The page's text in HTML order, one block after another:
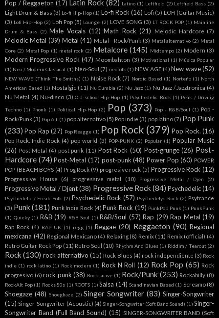
Pop / Reggaeton (17) Latin Rock (82) Latino (1) Leftfield (2) Leftfield Bass (2)
Light Drum & Bass (3) Lo-fi Hip-Hop (1) Lo-fi Rock (16) Lofi (5) LOFI (Guitar Music)
(3) Lofi Hip-Hop (2) Lofi Pop (5) Lounge (2) LOVE SONG (3) LT ROCK POP (1) Mainline
Drum & Bass (2) Male Vocals (12) Math Rock (21) Melodic Hardcore (7)
Melodic Metal (39) Metal (41) Metal - Rock/Punk (3) Metal alternativo (2) Metal
Core (2) Metal Pop (1) metal rock (2) Metalcore (145) Midtempo (2) Modern (3)
Modern Progressive Rock (47) Moombahton (3) Motivational (1) Música Popular
(1) Neo / Modern Classical (1) Neo-Soul (7) neofolk (1) NEW AGE (4) New wave (52)
NEW WAVE (Think The Smiths) (1) Noise Rock (7) Nordic Based (1) Norteño (1) North
American Based (1) Nostalgic (11) Nu Cumbia (2) Nu Jazz (1) Nu Jazz / Jazztronica (4)
Nu Metal (4) Nu-disco (3) Old-school Hip-Hop (1) Pdychedelic Rock (1) Peak / Driving
Techno (1) Phonk (1) Political Hip-Hop (2) Pop (373) Pop - R&B/Soul (1) Pop -
Rock/Punk (3) Pop Alt (1) pop alternativo (5) Pop indie (3) pop latino (7) Pop Punk
(233) Pop Rap (27) Pop Reagge (1) Pop Rock (379) Pop Rock. (16)
Pop Rock. Indie Rock (4) pop world (3) POP-PUNK (2) Popular (1) Popular Music
(26) Post Metal (4) post punk (11) Post Rock (50) Post-grunge (26) Post-
Hardcore (74) Post-Metal (17) post-punk (48) Power Pop (60) POWER
POP (BEACH BOYS (4) Prog Rock (9) progresive rock (5) Progressive Rock (12)
Progressive House (6) progressive metal (10) Progressive Metal / Djen (2)
Progressive Metal / Djent (38) Progressive Rock (84) Psychedelic(14)
Psychedelic / Freak Folk (2) Psychedelic Rock (57) Psychedelyc Rock (2) Psytrance
(3) Punk (181) Punk Indie Rock (4) Punk Rock (19) PunkPop Punk (1) PunkPunk
(1) Quieky (1) R&B (19) R&B Soul (1) R&B/Soul (57) Rap (29) Rap Metal (19)
Rap Rock (4) RAP UK (1) regg (1) Reggae (20) Reggaeton (90) Regional
mexicana (42) Regional Mexicano (4) Relaxing (8) Remix (11) Remix (official) (4)
Retro Guitar Rock Pop (11) Retro Soul (10) Rhythm And Blues (1) Riddim / Tearout (2)
Rock (130) rock alternativo (15) Rock Blues (4) rock independiente (3) Rock
indie (1) rock latino (1) Rock modern (1) Rock N Roll (12) Rock Pop (65) Rock
progresivo (6) rock punk (38) Rock suave (1) Rock/Punk (253) Rockabilly (8)
RockAlt Pop (1) Rocks 80s (1) ROOTS (1) Salsa (14) Scandinavian Based (1) Screamo (8)
Shoegaze (48) Shoeghaze (2) Singer Songwriter (83) Singer-Songwriter
(15) Singer-Songwriter (Acoustic) (4) Singer-Songwriter (Soft Band Sound) (1) Singer-
Songwriter Band (Full Band Sound) (15) SINGER-SONGWRITER BAND (Soft